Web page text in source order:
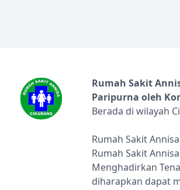
Rumah Sakit
Paripurna oleh
Berada di wilayah
Rumah Sakit
Rumah Sakit
Menghadirkan
diharapkan dapat